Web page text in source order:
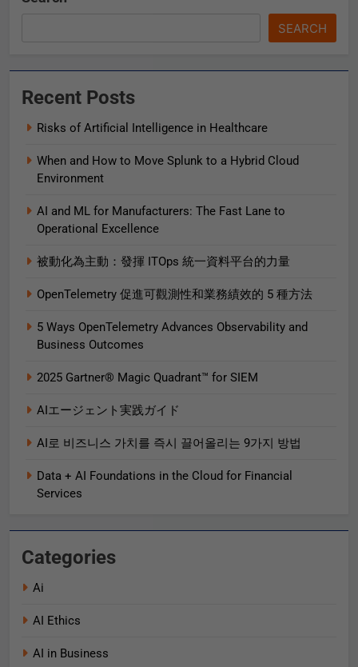
SEARCH
Recent Posts
Risks of Artificial Intelligence in Healthcare
When and How to Move Splunk to a Hybrid Cloud
Environment
AI and ML for Manufacturers: The Fast Lane to
Operational Excellence
被動化為主動：發揮 ITOps 統一資料平台的力量
OpenTelemetry 促進可觀測性和業務績效的 5 種方法
5 Ways OpenTelemetry Advances Observability and
Business Outcomes​
2025 Gartner® Magic Quadrant™ for SIEM
AIエージェント実践ガイド
AI로 비즈니스 가치를 즉시 끌어올리는 9가지 방법
Data + AI Foundations in the Cloud for Financial
Services
Categories
Ai
AI Ethics
AI in Business